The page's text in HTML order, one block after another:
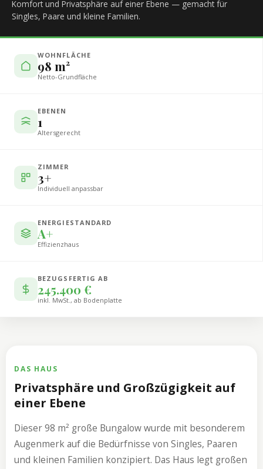
Komfort und Privatsphäre auf einer Ebene — gemacht für
Singles, Paare und kleine Familien.
WOHNFLÄCHE
98 m²
Netto-Grundfläche
EBENEN
1
Altersgerecht
ZIMMER
3+
Individuell anpassbar
ENERGIESTANDARD
A+
Effizienzhaus
BEZUGSFERTIG AB
245.400 €
inkl. MwSt., ab Bodenplatte
DAS HAUS
Privatsphäre und Großzügigkeit auf
einer Ebene
Dieser 98 m² große Bungalow wurde mit besonderem
Augenmerk auf die Bedürfnisse von Singles, Paaren
und kleinen Familien konzipiert. Das Haus legt großen